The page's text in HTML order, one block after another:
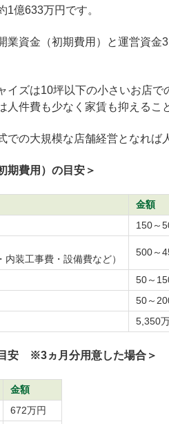
チャイズのキャッシュフローシ
チャイズの関連記事
1億633万円です。
業資金（初期費用）と運営資
イズは10坪以下の小さいお店
人件費も少なく家賃も抑えるこ
での大規模な店舗経営となれば
期費用）の目安＞
金額
150～
内装工事費・設備費など）
500～
50～
50～
5,350
安 ※3ヵ月分用意した場合＞
金額
672万円